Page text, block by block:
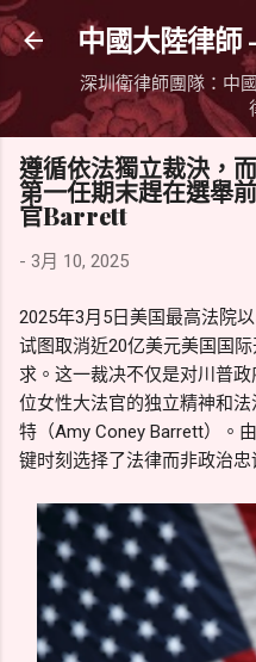
跳到
中國大陸律師
深圳衛律師團隊：中
遵循依法獨立裁決，
第一任期末趕在選舉
官Barrett
- 3月 10, 2025
2025年3月5日美国最高法院
试图取消近20亿美元美国国
求。这一裁决不仅是对川普
位女性大法官的独立精神和
特（Amy Coney Barrett）。
键时刻选择了法律而非政治忠